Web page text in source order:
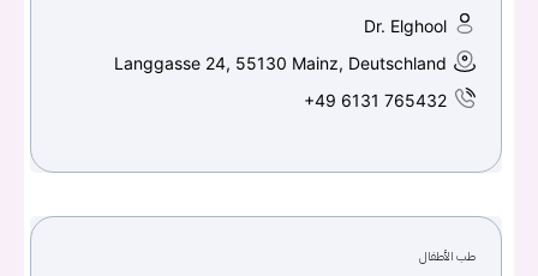
Dr. Elghool
Langgasse 24, 55130 Mainz, Deutschland
+49 6131 765432
طب الأطفال